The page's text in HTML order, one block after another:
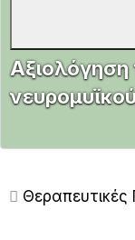
Αξιολόγηση
Θεραπευτικές